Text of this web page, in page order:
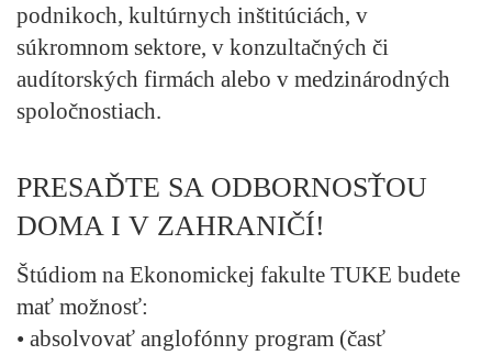
podnikoch, kultúrnych inštitúciách, v
súkromnom sektore, v konzultačných či
audítorských firmách alebo v medzinárodných
spoločnostiach.
PRESAĎTE SA ODBORNOSŤOU
DOMA I V ZAHRANIČÍ!
Štúdiom na Ekonomickej fakulte TUKE budete
mať možnosť:
• absolvovať anglofónny program (časť